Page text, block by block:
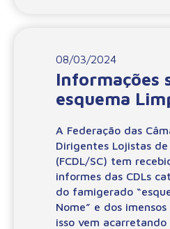
08/03/2024
Informações
esquema
A Federação das
Dirigentes Lojistas
(FCDL/SC) tem
informes das CDLs
do famigerado
Nome” e dos
isso vem acarretando